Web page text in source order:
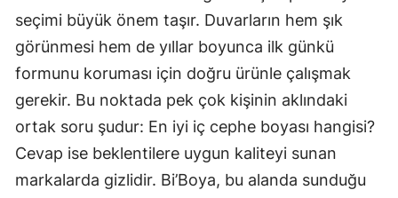
seçimi büyük önem taşır. Duvarların hem şık
görünmesi hem de yıllar boyunca ilk günkü
formunu koruması için doğru ürünle çalışmak
gerekir. Bu noktada pek çok kişinin aklındaki
ortak soru şudur: En iyi iç cephe boyası hangisi?
Cevap ise beklentilere uygun kaliteyi sunan
markalarda gizlidir. Bi’Boya, bu alanda sunduğu